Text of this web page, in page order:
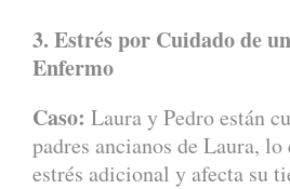
3. Estrés por Cuidado de
Enfermo
Caso: Laura y Pedro están
padres ancianos de Laura, lo
estrés adicional y afecta su